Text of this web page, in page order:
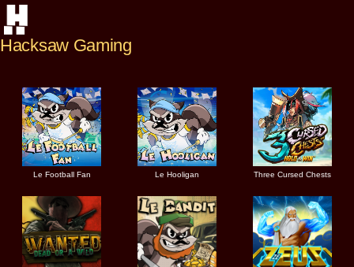
Hacksaw Gaming
Le Football Fan Le Hooligan Three Cursed Chests